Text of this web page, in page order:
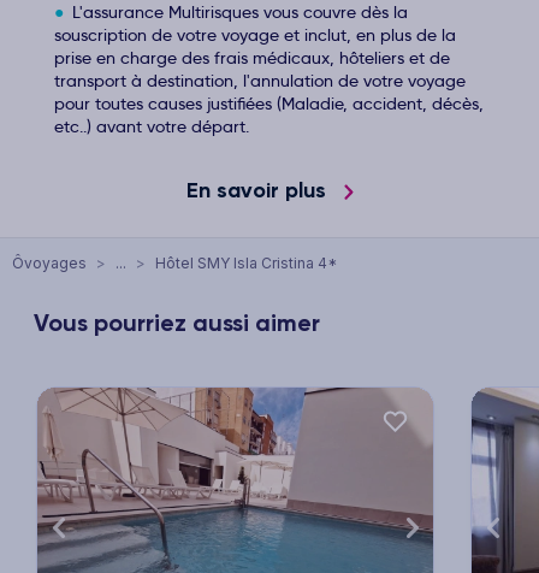
L'assurance Multirisques vous couvre dès la
souscription de votre voyage et inclut, en plus de la
prise en charge des frais médicaux, hôteliers et de
transport à destination, l'annulation de votre voyage
pour toutes causes justifiées (Maladie, accident, décès,
etc..) avant votre départ.
En savoir plus
Ôvoyages > ... > Hôtel SMY Isla Cristina 4*
Vous pourriez aussi aimer
Previous Next